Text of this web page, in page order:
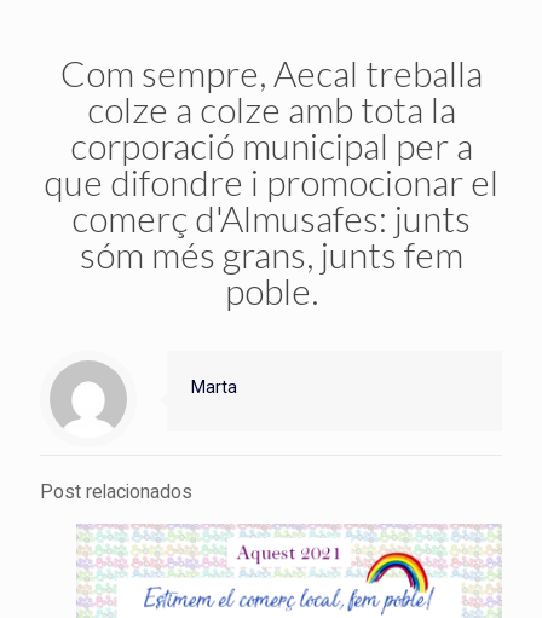
Com sempre, Aecal treballa
colze a colze amb tota la
corporació municipal per a
que difondre i promocionar el
comerç d'Almusafes: junts
sóm més grans, junts fem
poble.
Marta
Post relacionados